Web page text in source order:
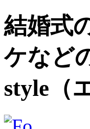
結婚式
ケなど
style（